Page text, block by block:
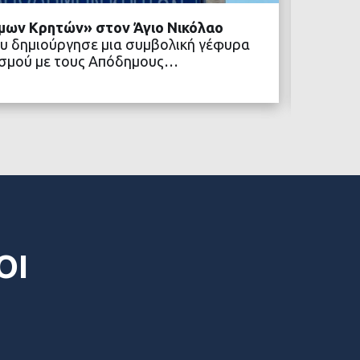
ΠΕΡΙΣΣΟΤΕΡΑ
Κρητών» στον Άγιο Νικόλαο
δημιούργησε μια συμβολική γέφυρα
με τους Απόδημους…